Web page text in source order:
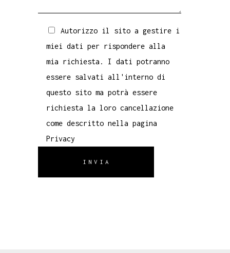
Autorizzo il sito a gestire i
miei dati per rispondere alla
mia richiesta. I dati potranno
essere salvati all'interno di
questo sito ma potrà essere
richiesta la loro cancellazione
come descritto nella pagina
Privacy
INVIA